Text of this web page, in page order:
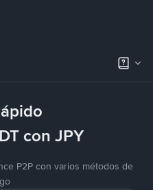
con JPY
P2P con varios métodos de